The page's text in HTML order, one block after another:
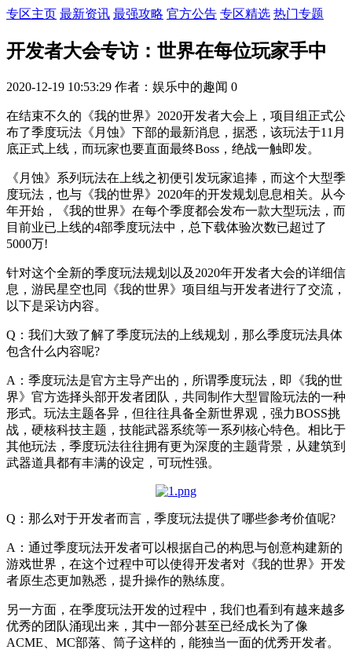
专区主页 最新资讯 最强攻略 官方公告 专区精选 热门专题
开发者大会专访：世界在每位玩家手中
2020-12-19 10:53:29 作者：娱乐中的趣闻 0
在结束不久的《我的世界》2020开发者大会上，项目组正式公
布了季度玩法《月蚀》下部的最新消息，据悉，该玩法于11月
底正式上线，而玩家也要直面最终Boss，绝战一触即发。
《月蚀》系列玩法在上线之初便引发玩家追捧，而这个大型季
度玩法，也与《我的世界》2020年的开发规划息息相关。从今
年开始，《我的世界》在每个季度都会发布一款大型玩法，而
目前业已上线的4部季度玩法中，总下载体验次数已超过了
5000万!
针对这个全新的季度玩法规划以及2020年开发者大会的详细信
息，游民星空也同《我的世界》项目组与开发者进行了交流，
以下是采访内容。
Q：我们大致了解了季度玩法的上线规划，那么季度玩法具体
包含什么内容呢?
A：季度玩法是官方主导产出的，所谓季度玩法，即《我的世
界》官方选择头部开发者团队，共同制作大型冒险玩法的一种
形式。玩法主题各异，但往往具备全新世界观，强力BOSS挑
战，硬核科技主题，技能武器系统等一系列核心特色。相比于
其他玩法，季度玩法往往拥有更为深度的主题背景，从建筑到
武器道具都有丰满的设定，可玩性强。
Q：那么对于开发者而言，季度玩法提供了哪些参考价值呢?
A：通过季度玩法开发者可以根据自己的构思与创意构建新的
游戏世界，在这个过程中可以使得开发者对《我的世界》开发
者原生态更加熟悉，提升操作的熟练度。
另一方面，在季度玩法开发的过程中，我们也看到有越来越多
优秀的团队涌现出来，其中一部分甚至已经成长为了像
ACME、MC部落、筒子这样的，能独当一面的优秀开发者。